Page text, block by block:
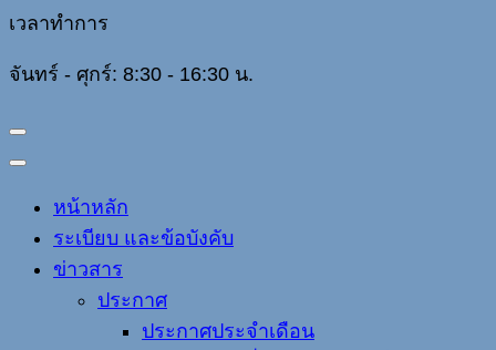
เวลาทำการ
จันทร์ - ศุกร์: 8:30 - 16:30 น.
หน้าหลัก
ระเบียบ และข้อบังคับ
ข่าวสาร
ประกาศ
ประกาศประจำเดือน